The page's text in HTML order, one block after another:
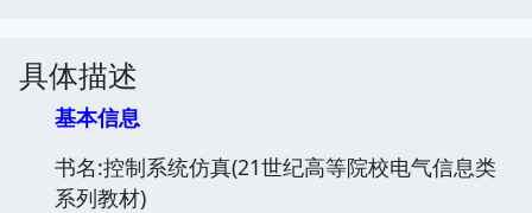
具体描述
基本信息
书名:控制系统仿真(21世纪高等院校电气信息类
系列教材)